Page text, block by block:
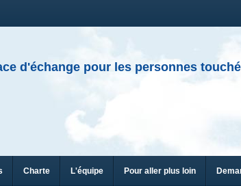
d'échange pour les personnes
Charte L'équipe Pour aller plus loin